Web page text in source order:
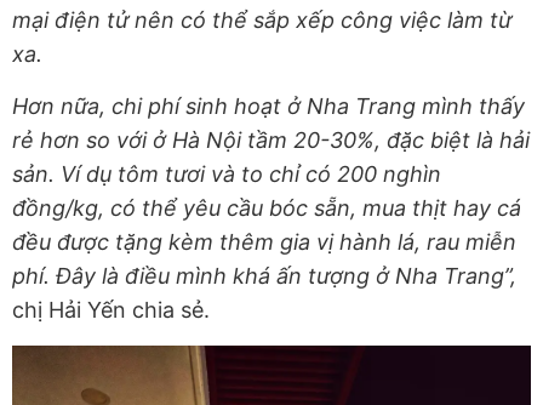
mại điện tử nên có thể sắp xếp công việc làm từ
xa.
Hơn nữa, chi phí sinh hoạt ở Nha Trang mình thấy
rẻ hơn so với ở Hà Nội tầm 20-30%, đặc biệt là hải
sản. Ví dụ tôm tươi và to chỉ có 200 nghìn
đồng/kg, có thể yêu cầu bóc sẵn, mua thịt hay cá
đều được tặng kèm thêm gia vị hành lá, rau miễn
phí. Đây là điều mình khá ấn tượng ở Nha Trang”,
chị Hải Yến chia sẻ.